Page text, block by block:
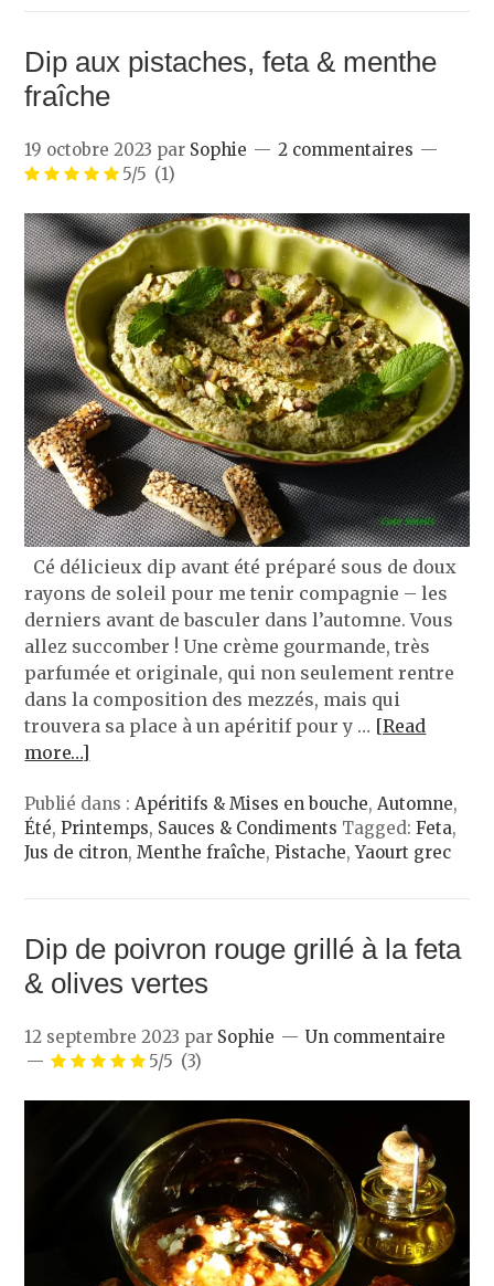
Dip aux pistaches, feta & menthe
fraîche
19 octobre 2023 par Sophie
2 commentaires
5/5 (1)
Cé délicieux dip avant été préparé sous de doux
rayons de soleil pour me tenir compagnie – les
derniers avant de basculer dans l’automne. Vous
allez succomber ! Une crème gourmande, très
parfumée et originale, qui non seulement rentre
dans la composition des mezzés, mais qui
trouvera sa place à un apéritif pour y … [Read
more…]
Publié dans :Apéritifs & Mises en bouche,Automne,
Été,Printemps, Sauces & Condiments Tagged:Feta,
Jus de citron,Menthe fraîche,Pistache,Yaourt grec
Dip de poivron rouge grillé à la feta
& olives vertes
12 septembre 2023 par Sophie
Un commentaire
5/5 (3)